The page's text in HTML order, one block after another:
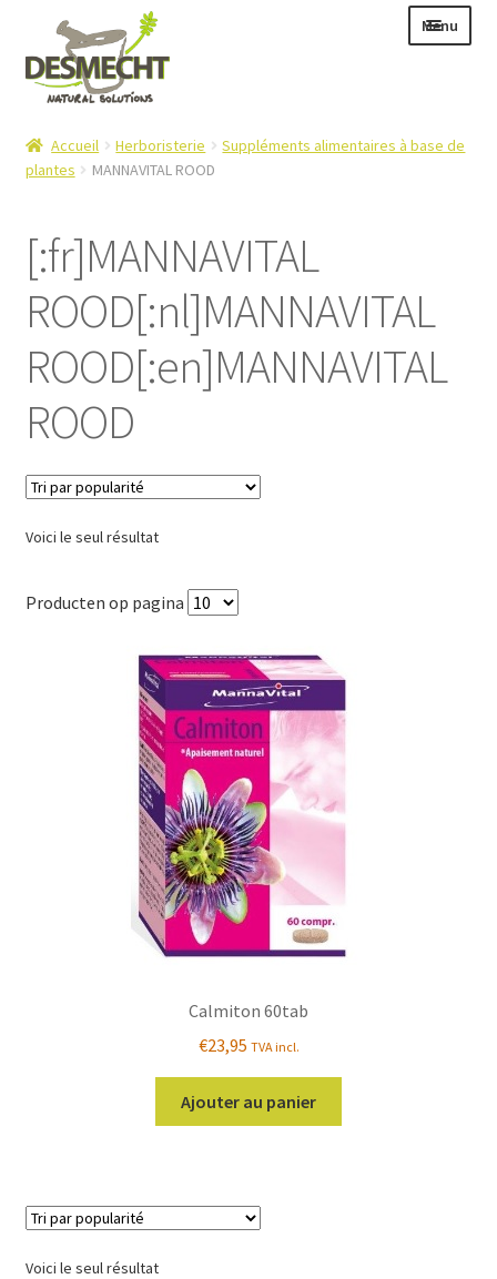
Aller
la
navigation
Aller
contenu
Menu
le
E-shop
menu
Info
Contact
Login – Mijn Account
Accueil Herboristerie
Suppléments alimentaires à base de
plantes
MANNAVITAL ROOD
[:fr]MANNAVITAL
ROOD[:nl]MANNAVITAL
ROOD[:en]MANNAVITAL
ROOD
Voici le seul résultat
Producten op pagina
Calmiton 60tab
€23,95 TVA incl.
Ajouter au panier
Voici le seul résultat